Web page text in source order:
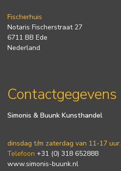
Fischerhuis
Notaris Fischerstraat 27
6711 BB Ede
Nederland
Contactgegevens
Simonis & Buunk Kunsthandel
dinsdag t/m zaterdag van 11-17 uur.
Telefoon +31 (0) 318 652888
www.simonis-buunk.nl